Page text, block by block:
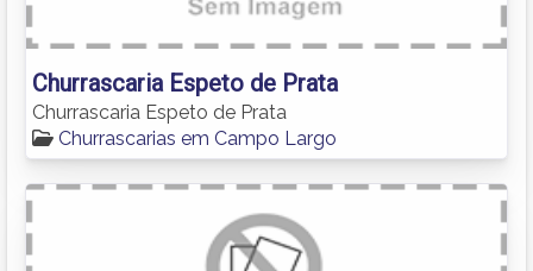
Churrascaria Espeto de Prata
Churrascaria Espeto de Prata
Churrascarias em Campo Largo